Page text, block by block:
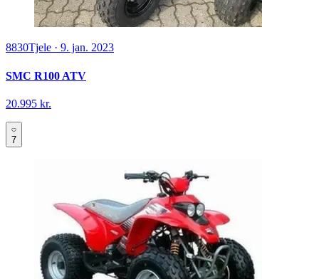
8830Tjele · 9. jan. 2023
SMC R100 ATV
20.995 kr.
7